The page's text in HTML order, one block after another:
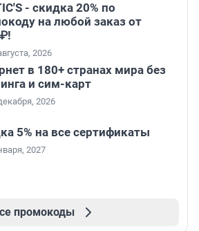
- скидка 20% по
на любой заказ от
2026
в 180+ странах мира без
и сим-карт
2026
5% на все сертификаты
2027
промокоды